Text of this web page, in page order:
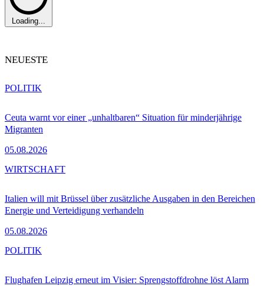
Loading...
NEUESTE
Ceuta warnt vor einer „unhaltbaren“ Situation für minderjährige
Migranten
05.08.2026
POLITIK
Italien will mit Brüssel über zusätzliche Ausgaben in den Bereichen
Energie und Verteidigung verhandeln
05.08.2026
WIRTSCHAFT
Flughafen Leipzig erneut im Visier: Sprengstoffdrohne löst Alarm
POLITIK